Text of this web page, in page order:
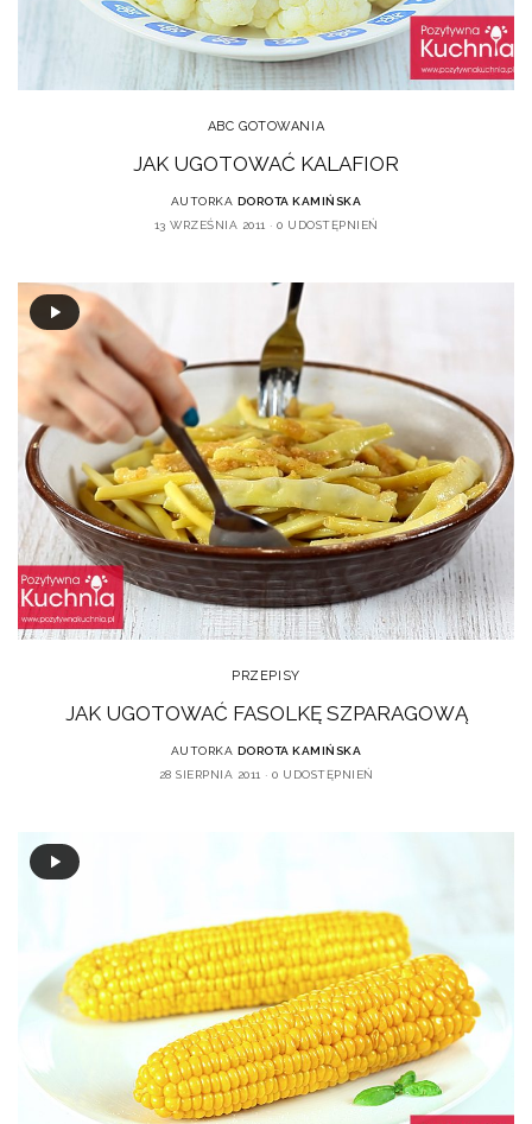
ABC GOTOWANIA
JAK UGOTOWAĆ KALAFIOR
AUTORKA DOROTA KAMIŃSKA
13 WRZEŚNIA 2011
0 UDOSTĘPNIEŃ
PRZEPISY
JAK UGOTOWAĆ FASOLKĘ SZPARAGOWĄ
AUTORKA DOROTA KAMIŃSKA
28 SIERPNIA 2011
0 UDOSTĘPNIEŃ